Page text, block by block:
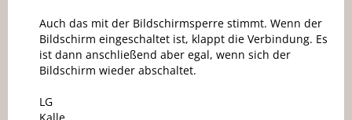
Auch das mit der Bildschirmsperre stimmt. Wenn der
Bildschirm eingeschaltet ist, klappt die Verbindung. Es
ist dann anschließend aber egal, wenn sich der
Bildschirm wieder abschaltet.
LG